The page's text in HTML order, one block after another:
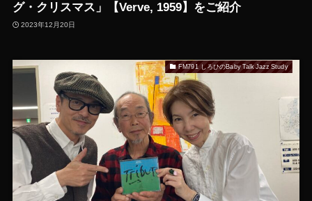
グ・クリスマス」【Verve, 1959】をご紹介
2023年12月20日
FM791 しろひのBaby Talk Jazz Study